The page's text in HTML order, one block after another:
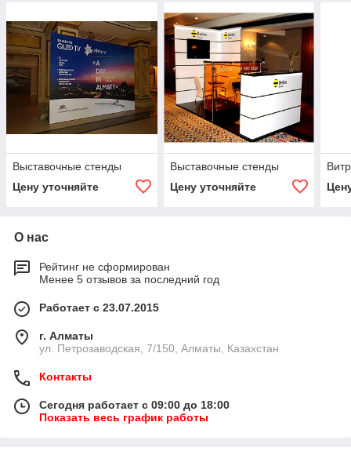
Выставочные стенды
Цену уточняйте
Выставочные стенды
Цену уточняйте
О нас
Рейтинг не сформирован
Менее 5 отзывов за последний год
Работает с 23.07.2015
г. Алматы
ул. Петрозаводская, 7/150, Алматы, Казахстан
Контакты
Сегодня работает с 09:00 до 18:00
Показать весь график работы